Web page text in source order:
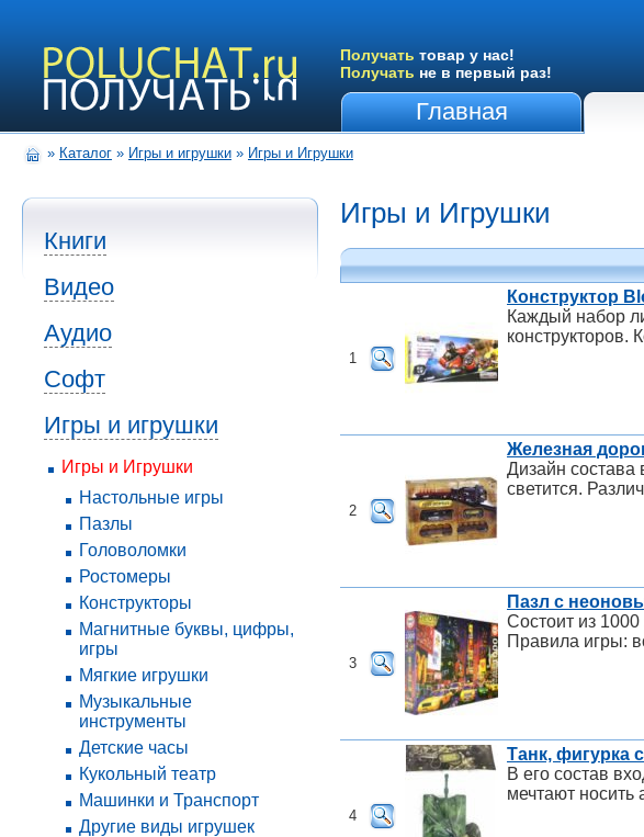
Получать товар у нас!
Получать не в первый раз!
Главная
» Каталог » Игры и игрушки » Игры и Игрушки
Книги
Видео
Аудио
Софт
Игры и игрушки
Игры и Игрушки
Настольные игры
Пазлы
Головоломки
Ростомеры
Конструкторы
Магнитные буквы, цифры,
игры
Мягкие игрушки
Музыкальные
инструменты
Детские часы
Кукольный театр
Машинки и Транспорт
Другие виды игрушек
Игры и Игрушки
1
Конструктор
Каждый набор
конструкторов.
2
Железная
Дизайн состава
светится.
3
Пазл с
Состоит из
Правила игры:
4
Танк, фигурка
В его состав
мечтают